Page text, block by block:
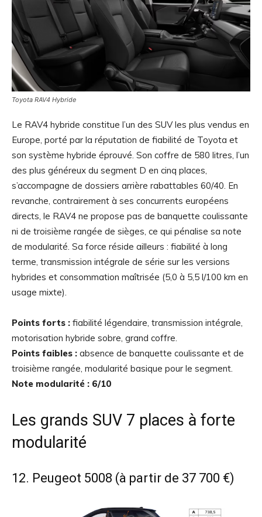
Toyota RAV4 Hybride
Le RAV4 hybride constitue l’un des SUV les plus vendus en
Europe, porté par la réputation de fiabilité de Toyota et
son système hybride éprouvé. Son coffre de 580 litres, l’un
des plus généreux du segment D en cinq places,
s’accompagne de dossiers arrière rabattables 60/40. En
revanche, contrairement à ses concurrents européens
directs, le RAV4 ne propose pas de banquette coulissante
ni de troisième rangée de sièges, ce qui pénalise sa note
de modularité. Sa force réside ailleurs : fiabilité à long
terme, transmission intégrale de série sur les versions
hybrides et consommation maîtrisée (5,0 à 5,5 l/100 km en
usage mixte).
Points forts : fiabilité légendaire, transmission intégrale,
motorisation hybride sobre, grand coffre.
Points faibles : absence de banquette coulissante et de
troisième rangée, modularité basique pour le segment.
Note modularité : 6/10
Les grands SUV 7 places à forte
modularité
12. Peugeot 5008 (à partir de 37 700 €)